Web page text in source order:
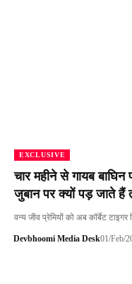
EXCLUSIVE
चार महीने से गायब
जुबान पर क्यों पड़ जाते हैं
वन्य जीव प्रेमियों को अब कॉर्बेट टाइगर
Devbhoomi Media Desk01/Feb/